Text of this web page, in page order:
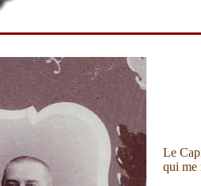
Le
qui me